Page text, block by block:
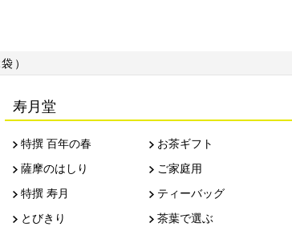
）
寿月堂
特撰 百年の春
薩摩のはしり
特撰 寿月
とびきり
お茶ギフト
ご家庭用
ティーバッグ
茶葉で選ぶ